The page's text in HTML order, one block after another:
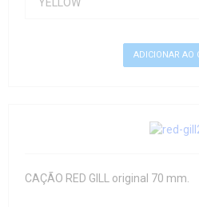
CAÇÃO RED GILL original 70 mm.